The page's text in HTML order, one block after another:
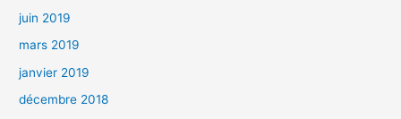
juin 2019
mars 2019
janvier 2019
décembre 2018